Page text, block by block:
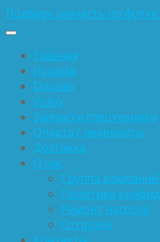
Подберу запчасть по
Главная
Hyundai
Doosan
Volvo
Запчасти спецтехники
Оплата / реквизиты
Доставка
О нас
Группа
Политика
Ремонт насосов
Отгрузки